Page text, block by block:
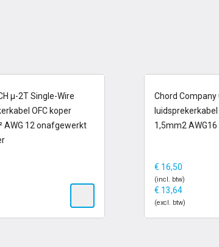
µ-2T Single-Wire
OFC koper
AWG 12 onafgewerkt
1-2 dagen
Chord Company
1,5mm2
€ 16,50
(incl. btw)
€ 13,64
(excl. btw)